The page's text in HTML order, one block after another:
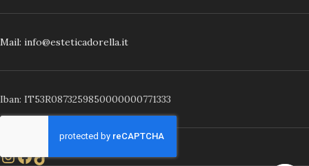
Mail: info@esteticadorella.it
Iban: IT53R0873259850000000771333